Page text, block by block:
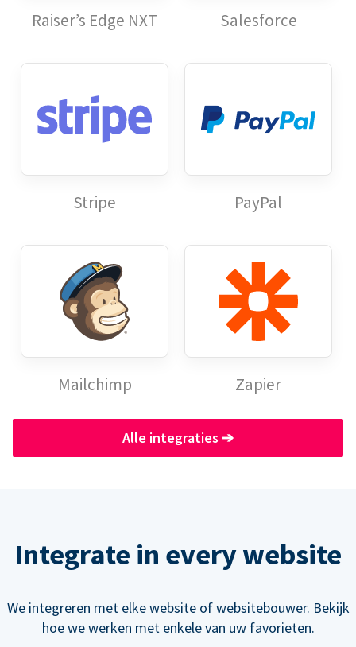
Raiser’s Edge NXT Salesforce
Stripe PayPal
Mailchimp Zapier
Alle integraties ➔
Integrate in every website
We integreren met elke website of websitebouwer. Bekijk
hoe we werken met enkele van uw favorieten.